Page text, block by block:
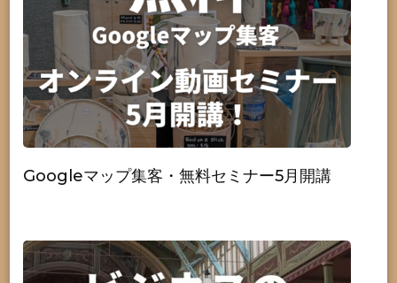
Googleマップ集客・無料セミナー5月開講